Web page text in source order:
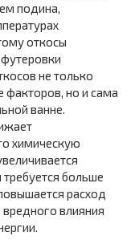
подина,
откосы
не только
но и сама
ванне.
химическую
больше
расход
влияния